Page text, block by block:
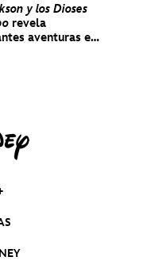
y los Dioses
revela
aventuras en